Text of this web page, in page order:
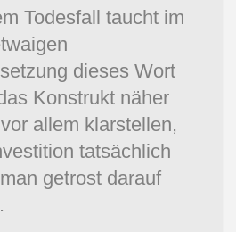
Todesfall taucht im
dieses Wort
Konstrukt näher
allem klarstellen,
tatsächlich
getrost darauf